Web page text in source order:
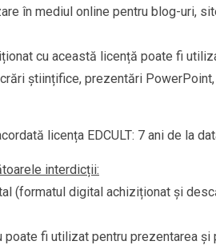
în mediul online pentru blog-uri,
cu această licență poate fi
științifice, prezentări
licența EDCULT: 7 ani de la
interdicții:
(formatul digital achiziționat și
poate fi utilizat pentru prezentarea